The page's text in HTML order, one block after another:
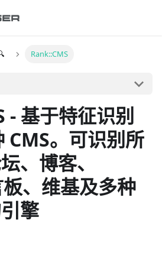
Rank::CMS
- 基于特征识别
CMS。可识别所
、博客、
、维基及多种
擎